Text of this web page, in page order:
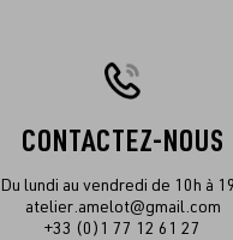
CONTACTEZ-NOUS
Du lundi au vendredi de 10h à
atelier.amelot@gmail.com
+33 (0)1 77 12 61 27